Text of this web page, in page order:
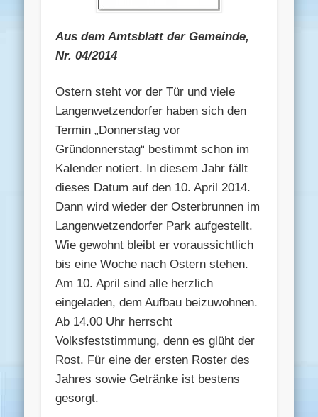
Aus dem Amtsblatt der Gemeinde,
Nr. 04/2014
Ostern steht vor der Tür und viele
Langenwetzendorfer haben sich den
Termin „Donnerstag vor
Gründonnerstag“ bestimmt schon im
Kalender notiert. In diesem Jahr fällt
dieses Datum auf den 10. April 2014.
Dann wird wieder der Osterbrunnen im
Langenwetzendorfer Park aufgestellt.
Wie gewohnt bleibt er voraussichtlich
bis eine Woche nach Ostern stehen.
Am 10. April sind alle herzlich
eingeladen, dem Aufbau beizuwohnen.
Ab 14.00 Uhr herrscht
Volksfeststimmung, denn es glüht der
Rost. Für eine der ersten Roster des
Jahres sowie Getränke ist bestens
gesorgt.